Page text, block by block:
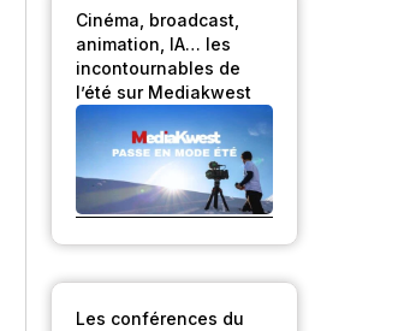
Cinéma, broadcast,
animation, IA… les
incontournables de
l’été sur Mediakwest
Les conférences du